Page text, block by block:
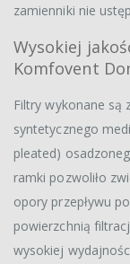
zamienniki nie
Wysokiej
Komfovent
Filtry wykonane są
syntetycznego
pleated)
ramki pozwoliło
opory przepływu
powierzchnią
wysokiej